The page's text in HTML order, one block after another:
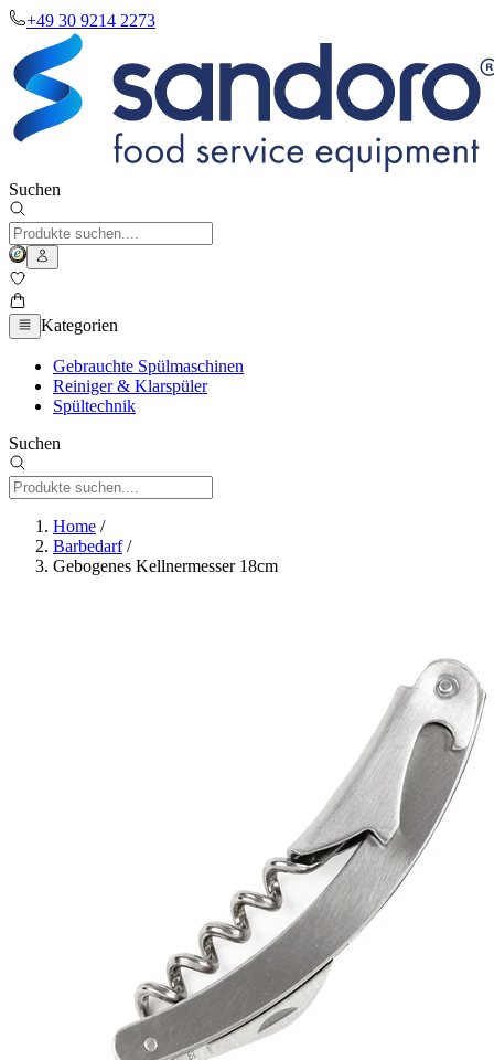
+49 30 9214 2273
Suchen
Kategorien
Gebrauchte Spülmaschinen
Reiniger & Klarspüler
Spültechnik
Suchen
Home /
Barbedarf/
Gebogenes Kellnermesser 18cm